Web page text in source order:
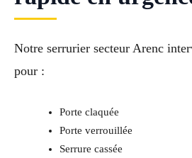
Notre serrurier secteur Arenc
pour :
Porte claquée
Porte verrouillée
Serrure cassée